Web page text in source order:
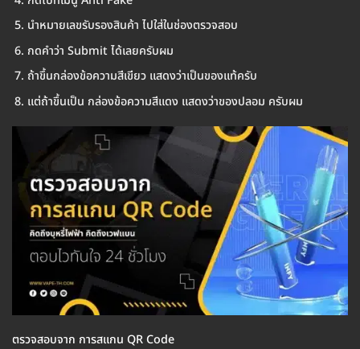
นำหมายเลขรับรองสินค้า ไปใส่ในช่องตรวจสอบ
กดคำว่า Submit ได้เลยครับผม
ถ้าขึ้นกล่องข้อความสีเขียว แสดงว่าเป็นของแท้ครับ
แต่ถ้าขึ้นเป็น กล่องข้อความสีแดง แสดงว่าของปลอม ครับผม
ตรวจสอบจาก การสแกน QR Code